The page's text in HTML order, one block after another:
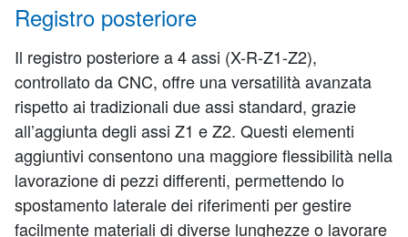
Registro posteriore
Il registro posteriore a 4 assi (X-R-Z1-Z2),
controllato da CNC, offre una versatilità avanzata
rispetto ai tradizionali due assi standard, grazie
all’aggiunta degli assi Z1 e Z2. Questi elementi
aggiuntivi consentono una maggiore flessibilità nella
lavorazione di pezzi differenti, permettendo lo
spostamento laterale dei riferimenti per gestire
facilmente materiali di diverse lunghezze o lavorare